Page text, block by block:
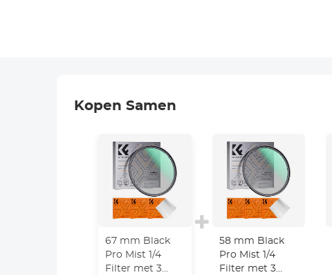
Kopen Samen
67 mm Black
Pro Mist 1/4
Filter met 3
58 mm Black
Pro Mist 1/4
Filter met 3